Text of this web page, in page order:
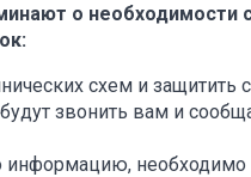
о
схем и защитить
звонить вам и
информацию,